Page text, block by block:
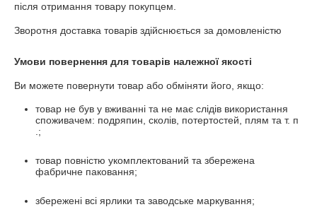
після отримання товару покупцем.
Зворотня доставка товарів здійснюється за домовленістю
Умови повернення для товарів належної якості
Ви можете повернути товар або обміняти його, якщо:
товар не був у вживанні та не має слідів використання
споживачем: подряпин, сколів, потертостей, плям та т. п
.;
товар повністю укомплектований та збережена
фабричне паковання;
збережені всі ярлики та заводське маркування;